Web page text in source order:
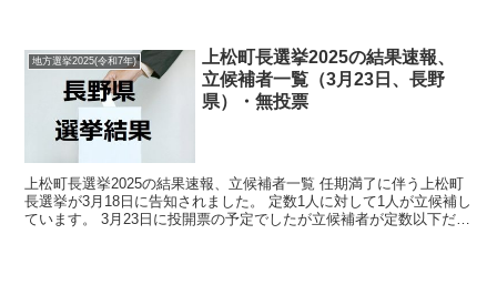
地方選挙2025(令和7年)
上松町長選挙2025の結果速報、
立候補者一覧（3月23日、長野
県）・無投票
上松町長選挙2025の結果速報、立候補者一覧 任期満了に伴う上松町
長選挙が3月18日に告知されました。 定数1人に対して1人が立候補し
ています。 3月23日に投開票の予定でしたが立候補者が定数以下だっ